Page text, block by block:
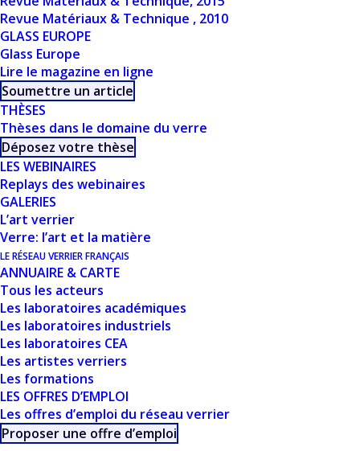
Revue Matériaux & Technique , 2010
GLASS EUROPE
Glass Europe
Lire le magazine en ligne
Soumettre un article
THÈSES
Thèses dans le domaine du verre
Déposez votre thèse
LES WEBINAIRES
Replays des webinaires
GALERIES
L’art verrier
Verre: l’art et la matière
LE RÉSEAU VERRIER FRANÇAIS
ANNUAIRE & CARTE
Tous les acteurs
Les laboratoires académiques
Les laboratoires industriels
Les laboratoires CEA
Les artistes verriers
Les formations
LES OFFRES D’EMPLOI
Les offres d’emploi du réseau verrier
Proposer une offre d’emploi
CE DOCUMENT FAIT
ENSEMBLE DE
RESSOURCES
PROPOSÉES SUR
NOTRE SITE
USTVERRE.FR
Vous pouvez retrouver toutes nos ressources, les
filtrer, trier et télécharger depuis cette page :